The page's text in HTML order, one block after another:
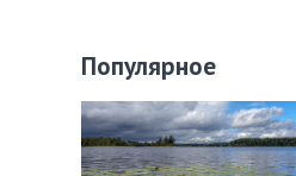
Популярное